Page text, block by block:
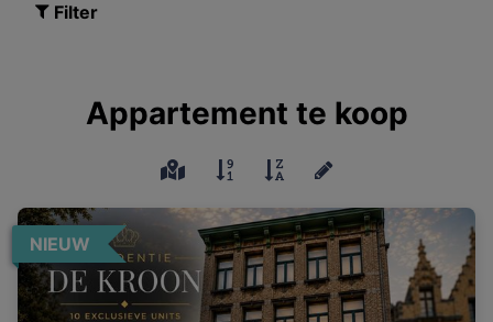
Filter
Appartement te koop
NIEUW